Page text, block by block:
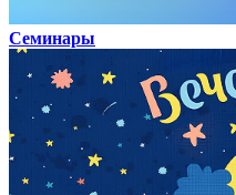
Семинары